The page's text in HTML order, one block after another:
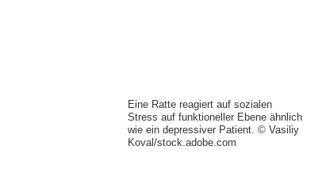
Eine Ratte reagiert auf sozialen
Stress auf funktioneller Ebene ähnlich
wie ein depressiver Patient. © Vasiliy
Koval/stock.adobe.com